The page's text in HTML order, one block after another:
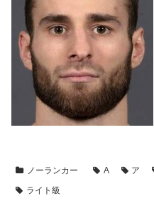
ノーランカー A ア
ライト級